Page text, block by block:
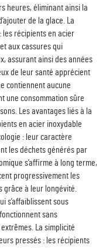
heures, éliminant ainsi la
de la glace. La
récipients en acier
aux cassures qui
assurant ainsi des années
de leur santé apprécient
contiennent aucune
une consommation sûre
Les avantages liés à la
en acier inoxydable
: leur caractère
les déchets générés par
s’affirme à long terme,
progressivement les
à leur longévité.
s’affaiblissent sous
sans
La simplicité
pressés : les récipients